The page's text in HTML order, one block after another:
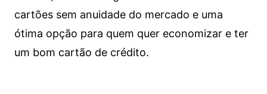
cartões sem anuidade do mercado e uma
ótima opção para quem quer economizar e ter
um bom cartão de crédito.